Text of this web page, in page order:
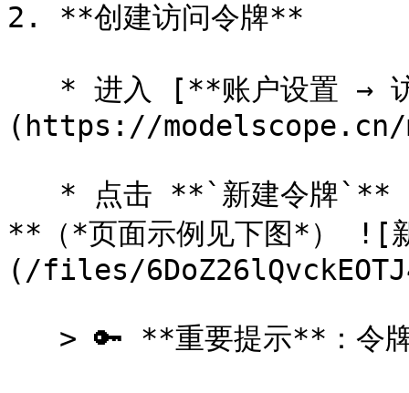
2. **创建访问令牌**
(https://modelscope.cn/
**（*页面示例见下图*） ![
(/files/